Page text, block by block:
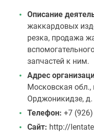
Описание
жаккардовых
резка, продажа
запчастей к ним.
Адрес
Московская обл.,
Орджоникидзе, д.
Телефон: +7
Сайт: http://